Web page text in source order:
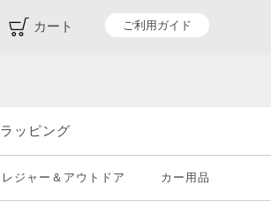
カート ご利用ガイド
ラッピング
レジャー＆アウトドア カー用品